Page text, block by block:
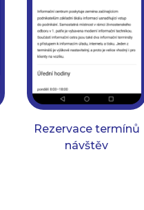
Rezervace termínů
návštěv